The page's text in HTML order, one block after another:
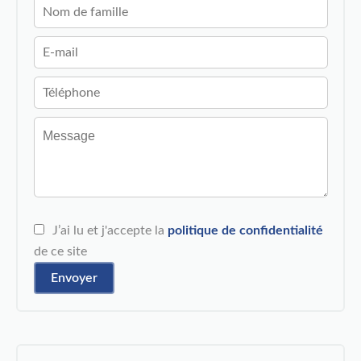
J’ai lu et j'accepte la politique de confidentialité
de ce site
Envoyer